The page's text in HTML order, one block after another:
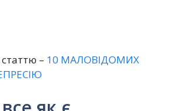
– 10 МАЛОВІДОМИХ